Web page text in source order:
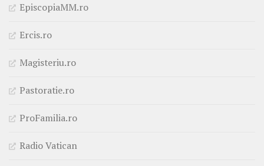
EpiscopiaMM.ro
Ercis.ro
Magisteriu.ro
Pastoratie.ro
ProFamilia.ro
Radio Vatican